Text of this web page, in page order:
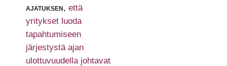
ajatuksen, että
yritykset luoda
tapahtumiseen
järjestystä ajan
ulottuvuudella johtavat